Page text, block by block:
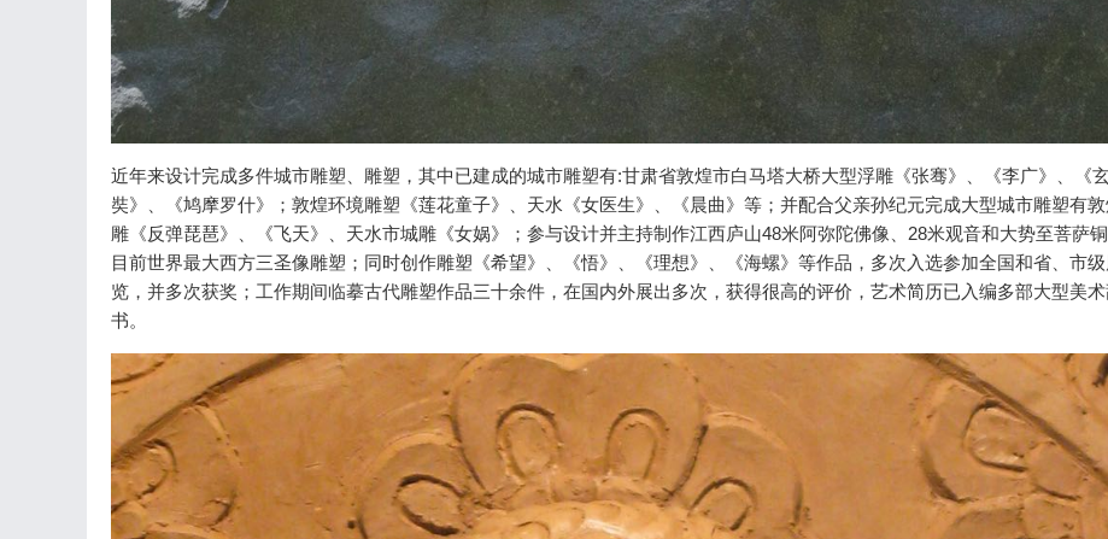
近年来设计完成多件城市雕塑、雕塑，其中已建成的城市雕塑有:甘肃省敦煌市白马塔大桥大型浮雕《张骞》、《李广》、《
奘》、《鸠摩罗什》；敦煌环境雕塑《莲花童子》、天水《女医生》、《晨曲》等；并配合父亲孙纪元完成大型城市雕塑有
雕《反弹琵琶》、《飞天》、天水市城雕《女娲》；参与设计并主持制作江西庐山48米阿弥陀佛像、28米观音和大势至菩萨
目前世界最大西方三圣像雕塑；同时创作雕塑《希望》、《悟》、《理想》、《海螺》等作品，多次入选参加全国和省、市级
览，并多次获奖；工作期间临摹古代雕塑作品三十余件，在国内外展出多次，获得很高的评价，艺术简历已入编多部大型美
书。